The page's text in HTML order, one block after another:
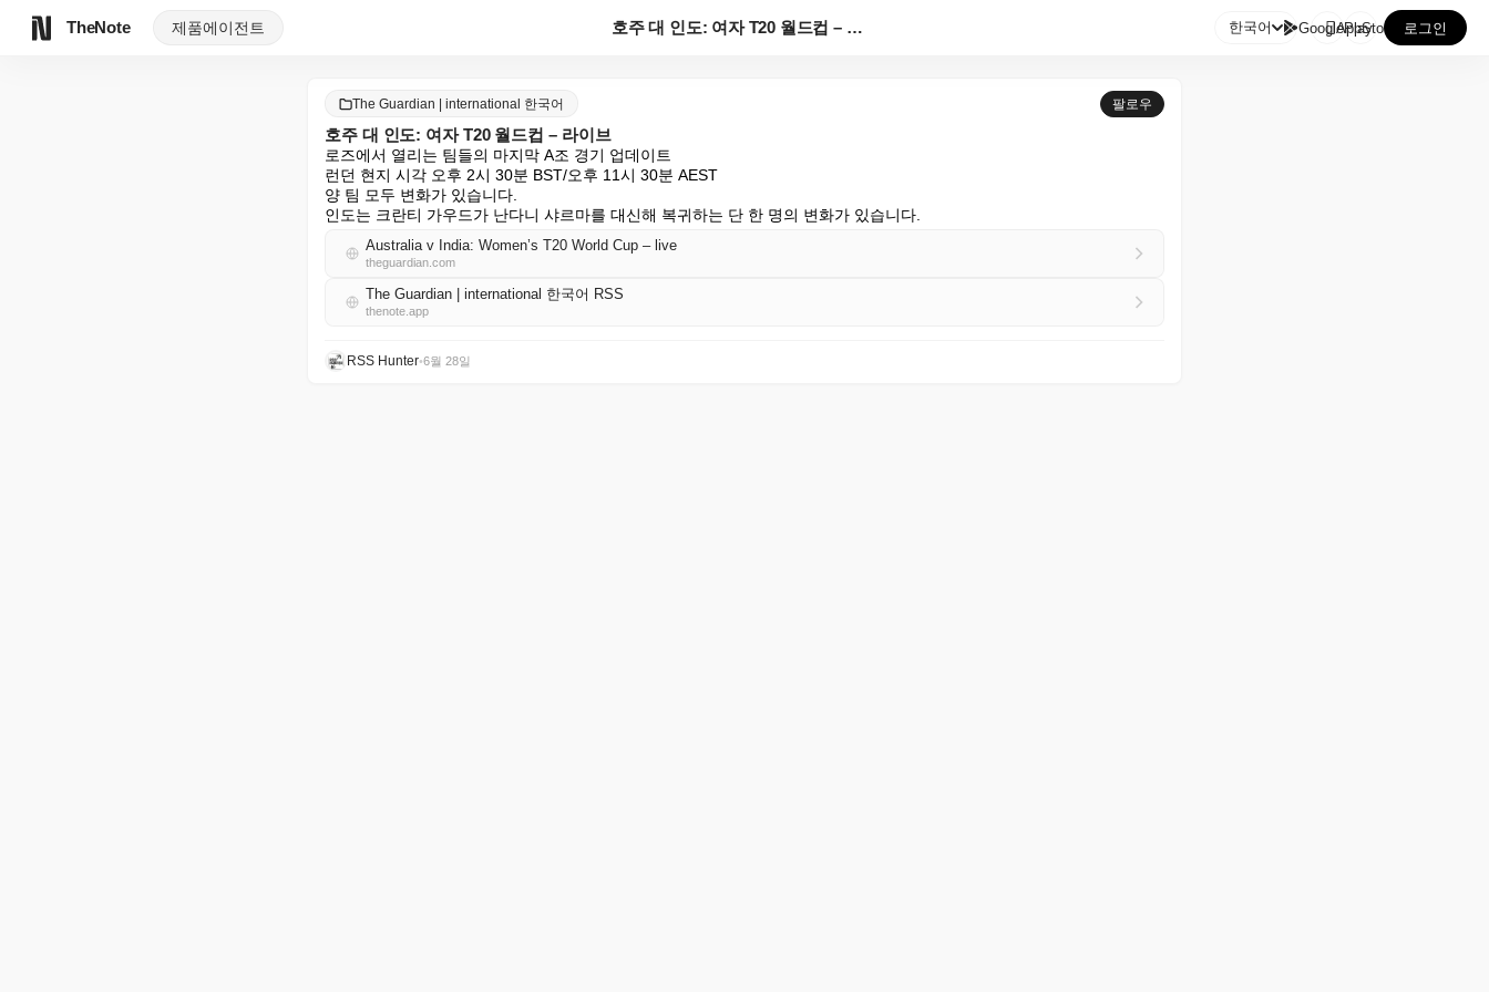
TheNote 제품에이전트 호주 대 인도: 여자 T20 월드컵 – 라이브 한국어 GooglePlay
AppStore 로그인
The Guardian | international 한국어 팔로우
호주 대 인도: 여자 T20 월드컵 – 라이브
로즈에서 열리는 팀들의 마지막 A조 경기 업데이트
런던 현지 시각 오후 2시 30분 BST/오후 11시 30분 AEST
양 팀 모두 변화가 있습니다.
인도는 크란티 가우드가 난다니 샤르마를 대신해 복귀하는 단 한 명의 변화가 있습니다.
Australia v India: Women’s T20 World Cup – live
theguardian.com
The Guardian | international 한국어 RSS
thenote.app
RSS Hunter•6월 28일